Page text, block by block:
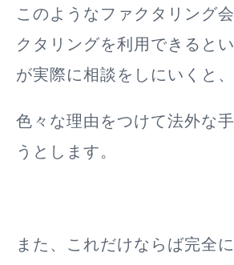
このようなファクタリング
クタリングを利用できると
が実際に相談をしにいくと、
色々な理由をつけて法外な
うとします。
また、これだけならば完全